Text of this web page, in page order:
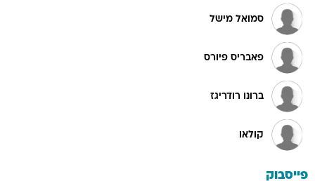
סמואל מישל
פאבריס פיורס
ברונו רודריגז
קולאו
פייסבוק